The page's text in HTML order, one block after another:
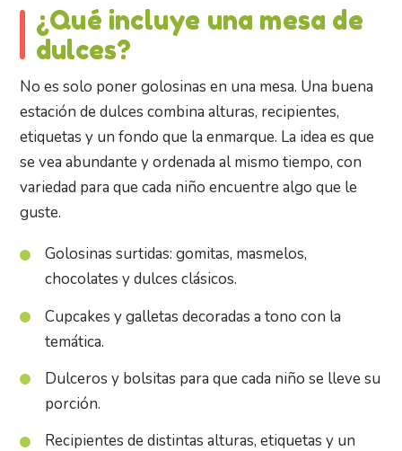
¿Qué incluye una mesa de
dulces?
No es solo poner golosinas en una mesa. Una buena
estación de dulces combina alturas, recipientes,
etiquetas y un fondo que la enmarque. La idea es que
se vea abundante y ordenada al mismo tiempo, con
variedad para que cada niño encuentre algo que le
guste.
Golosinas surtidas: gomitas, masmelos,
chocolates y dulces clásicos.
Cupcakes y galletas decoradas a tono con la
temática.
Dulceros y bolsitas para que cada niño se lleve su
porción.
Recipientes de distintas alturas, etiquetas y un